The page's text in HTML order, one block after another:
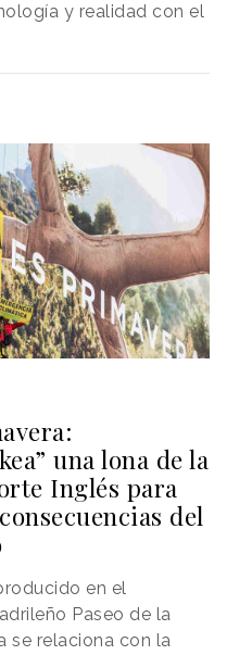
y realidad con el
una lona de la
Inglés para
del
en el
Paseo de la
se relaciona con la